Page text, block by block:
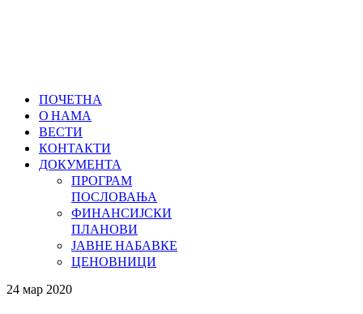
ПОЧЕТНА
О НАМА
ВЕСТИ
КОНТАКТИ
ДОКУМЕНТА
ПРОГРАМ
ПОСЛОВАЊА
ФИНАНСИЈСКИ
ПЛАНОВИ
ЈАВНЕ НАБАВКЕ
ЦЕНОВНИЦИ
24 мар 2020